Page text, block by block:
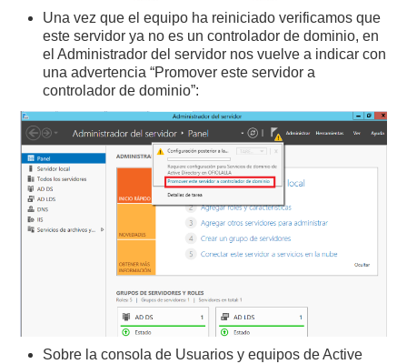
Una vez que el equipo ha reiniciado verificamos que
este servidor ya no es un controlador de dominio, en
el Administrador del servidor nos vuelve a indicar con
una advertencia “Promover este servidor a
controlador de dominio”:
Sobre la consola de Usuarios y equipos de Active